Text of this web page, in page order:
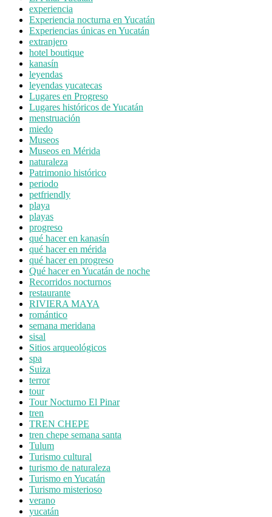
experiencia
Experiencia nocturna en Yucatán
Experiencias únicas en Yucatán
extranjero
hotel boutique
kanasín
leyendas
leyendas yucatecas
Lugares en Progreso
Lugares históricos de Yucatán
menstruación
miedo
Museos
Museos en Mérida
naturaleza
Patrimonio histórico
periodo
petfriendly
playa
playas
progreso
qué hacer en kanasín
qué hacer en mérida
qué hacer en progreso
Qué hacer en Yucatán de noche
Recorridos nocturnos
restaurante
RIVIERA MAYA
romántico
semana meridana
sisal
Sitios arqueológicos
spa
Suiza
terror
tour
Tour Nocturno El Pinar
tren
TREN CHEPE
tren chepe semana santa
Tulum
Turismo cultural
turismo de naturaleza
Turismo en Yucatán
Turismo misterioso
verano
yucatán